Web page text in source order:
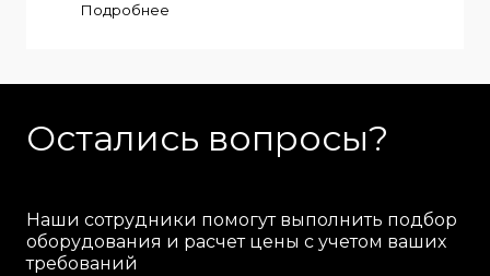
Подробнее
Остались вопросы?
Наши сотрудники помогут выполнить подбор
оборудования и расчет цены с учетом ваших
требований